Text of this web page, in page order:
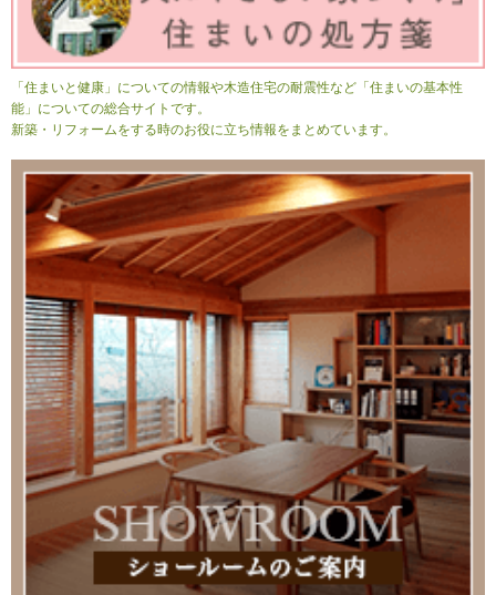
「住まいと健康」についての情報や木造住宅の耐震性など「住まいの基本性
能」についての総合サイトです。
新築・リフォームをする時のお役に立ち情報をまとめています。